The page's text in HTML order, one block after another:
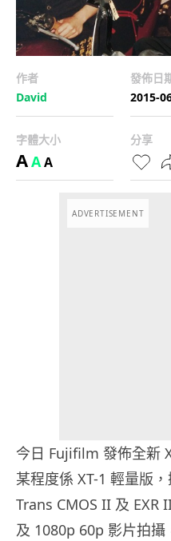
作者
David
發佈日
2015-
字體大小
AAA
分享
ADVERTISEMENT
今日 Fujifilm 發佈全新
某程度係 XT-1 輕量版
Trans CMOS II 及 EXR
及 1080p 60p 影片拍